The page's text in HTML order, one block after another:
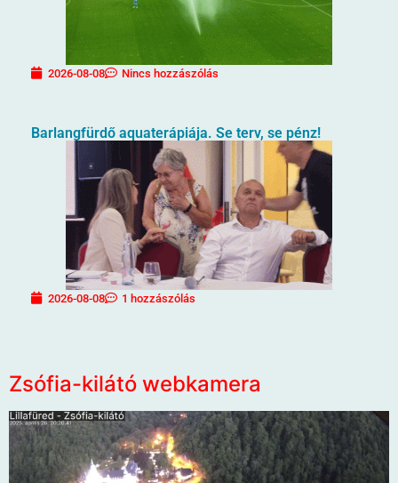
2026-08-08 Nincs hozzászólás
Barlangfürdő aquaterápiája. Se terv, se pénz!
2026-08-08 1 hozzászólás
Zsófia-kilátó webkamera